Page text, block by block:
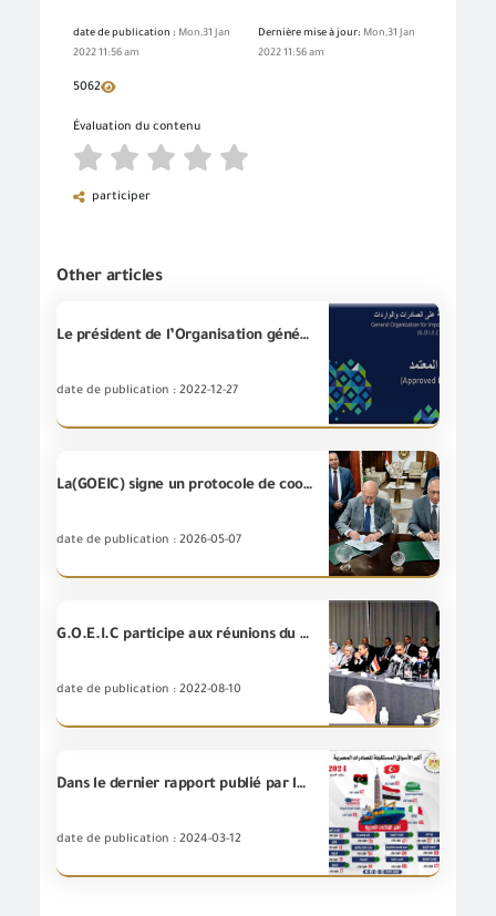
date de publication : Mon,31 Jan
2022 11:56 am
Dernière mise à jour: Mon,31 Jan
2022 11:56 am
5062
Évaluation du contenu
participer
Other articles
Le président de l’Organisation générale de contrôle des exportations et des importations approuve l'enregistrement des deux premières sociétés dans le système source agréé dans le cadre des accords euro-méditerranéens de l'Organisation.
date de publication : 2022-12-27
La(GOEIC) signe un protocole de coopération avec la société" Fresh Electric" afin d’améliorer les services d’inspection, de formation et de durabilité environnementale.
date de publication : 2026-05-07
G.O.E.I.C participe aux réunions du Comité mixte du commerce égypto-soudanais
date de publication : 2022-08-10
Dans le dernier rapport publié par le Ministère du Commerce et de l’Industrie abordant le taux des exportations égyptiennes des marchandises au cours des mois de janvier et février pour l’année 2024, les exportations égyptiennes des marchandises ont enregistré 6 milliards de dollars et 121 millions de dollars, soit une augmentation de 6% par rapport à la même période de l’année 2023. L’ingénieur \Ahmed Samir : La Turquie, l’Arabie saoudite, l’Italie, la Libye et les États-Unis d’Amérique sont le
date de publication : 2024-03-12